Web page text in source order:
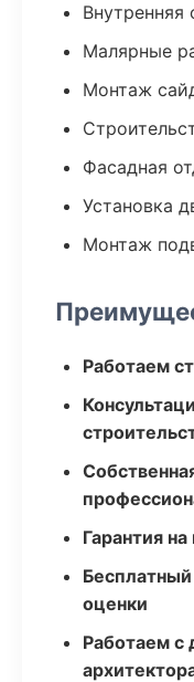
Внутренняя
Малярные
Монтаж
Фасадная
Установка
Монтаж
Работаем
Гарантия
оценки
Работаем с